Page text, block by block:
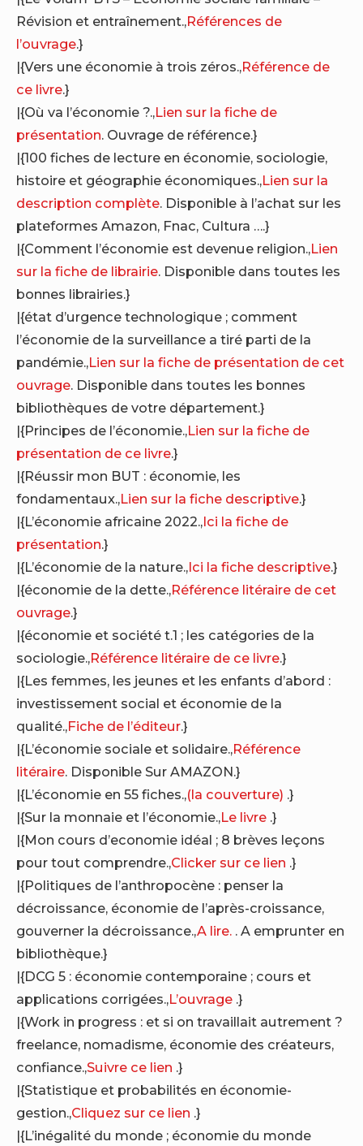
Révision et entraînement.,Références de
l’ouvrage.}
|{Vers une économie à trois zéros.,Référence de
ce livre.}
|{Où va l’économie ?.,Lien sur la fiche de
présentation. Ouvrage de référence.}
|{100 fiches de lecture en économie, sociologie,
histoire et géographie économiques.,Lien sur la
description complète. Disponible à l’achat sur les
plateformes Amazon, Fnac, Cultura ….}
|{Comment l’économie est devenue religion.,Lien
sur la fiche de librairie. Disponible dans toutes les
bonnes librairies.}
|{état d’urgence technologique ; comment
l’économie de la surveillance a tiré parti de la
pandémie.,Lien sur la fiche de présentation de cet
ouvrage. Disponible dans toutes les bonnes
bibliothèques de votre département.}
|{Principes de l’économie.,Lien sur la fiche de
présentation de ce livre.}
|{Réussir mon BUT : économie, les
fondamentaux.,Lien sur la fiche descriptive.}
|{L’économie africaine 2022.,Ici la fiche de
présentation.}
|{L’économie de la nature.,Ici la fiche descriptive.}
|{économie de la dette.,Référence litéraire de cet
ouvrage.}
|{économie et société t.1 ; les catégories de la
sociologie.,Référence litéraire de ce livre.}
|{Les femmes, les jeunes et les enfants d’abord :
investissement social et économie de la
qualité.,Fiche de l’éditeur.}
|{L’économie sociale et solidaire.,Référence
litéraire. Disponible Sur AMAZON.}
|{L’économie en 55 fiches.,(la couverture) .}
|{Sur la monnaie et l’économie.,Le livre .}
|{Mon cours d’economie idéal ; 8 brèves leçons
pour tout comprendre.,Clicker sur ce lien .}
|{Politiques de l’anthropocène : penser la
décroissance, économie de l’après-croissance,
gouverner la décroissance.,A lire. . A emprunter en
bibliothèque.}
|{DCG 5 : économie contemporaine ; cours et
applications corrigées.,L’ouvrage .}
|{Work in progress : et si on travaillait autrement ?
freelance, nomadisme, économie des créateurs,
confiance.,Suivre ce lien .}
|{Statistique et probabilités en économie-
gestion.,Cliquez sur ce lien .}
|{L’inégalité du monde ; économie du monde